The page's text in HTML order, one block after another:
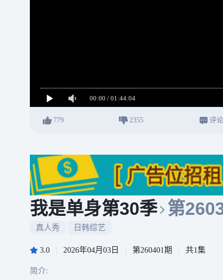
779 2355 评论
我是单身第30季 第
真人秀 日韩综艺
3.0 | 2026年04月03日 | 第260401期 | 共1集
简介: